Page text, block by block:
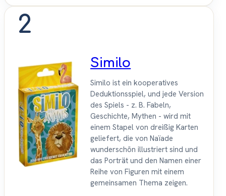
2
Similo
Similo ist ein kooperatives
Deduktionsspiel, und jede Version
des Spiels - z. B. Fabeln,
Geschichte, Mythen - wird mit
einem Stapel von dreißig Karten
geliefert, die von Naïade
wunderschön illustriert sind und
das Porträt und den Namen einer
Reihe von Figuren mit einem
gemeinsamen Thema zeigen.